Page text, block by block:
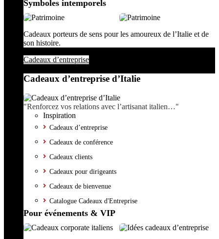
Symboles intemporels
Cadeaux porteurs de sens pour les amoureux de l’Italie et de
son histoire.
Cadeaux d’entreprise
Cadeaux d’entreprise d’Italie
"Renforcez vos relations avec l’artisanat italien…"
Inspiration
Cadeaux d’entreprise
Cadeaux de conférence
Cadeaux clients
Cadeaux pour dirigeants
Cadeaux de bienvenue
Catalogue Cadeaux d'Entreprise
Pour événements & VIP